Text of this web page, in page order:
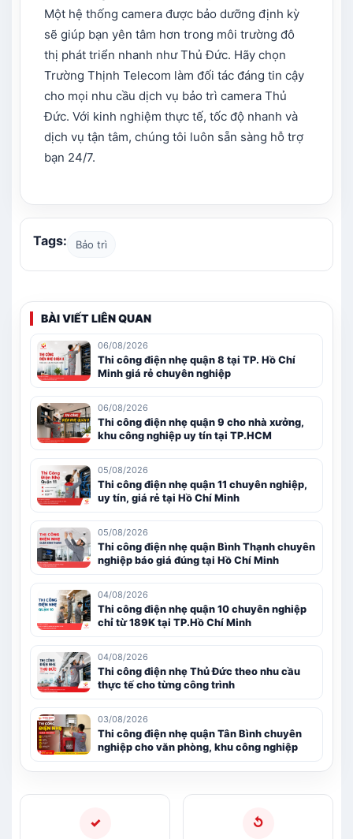
Một hệ thống camera được bảo dưỡng định kỳ
sẽ giúp bạn yên tâm hơn trong môi trường đô
thị phát triển nhanh như Thủ Đức. Hãy chọn
Trường Thịnh Telecom làm đối tác đáng tin cậy
cho mọi nhu cầu dịch vụ bảo trì camera Thủ
Đức. Với kinh nghiệm thực tế, tốc độ nhanh và
dịch vụ tận tâm, chúng tôi luôn sẵn sàng hỗ trợ
bạn 24/7.
Tags: Bảo trì
BÀI VIẾT LIÊN QUAN
06/08/2026
Thi công điện nhẹ quận 8 tại TP. Hồ Chí
Minh giá rẻ chuyên nghiệp
06/08/2026
Thi công điện nhẹ quận 9 cho nhà xưởng,
khu công nghiệp uy tín tại TP.HCM
05/08/2026
Thi công điện nhẹ quận 11 chuyên nghiệp,
uy tín, giá rẻ tại Hồ Chí Minh
05/08/2026
Thi công điện nhẹ quận Bình Thạnh chuyên
nghiệp báo giá đúng tại Hồ Chí Minh
04/08/2026
Thi công điện nhẹ quận 10 chuyên nghiệp
chỉ từ 189K tại TP.Hồ Chí Minh
04/08/2026
Thi công điện nhẹ Thủ Đức theo nhu cầu
thực tế cho từng công trình
03/08/2026
Thi công điện nhẹ quận Tân Bình chuyên
nghiệp cho văn phòng, khu công nghiệp
✓ ↺